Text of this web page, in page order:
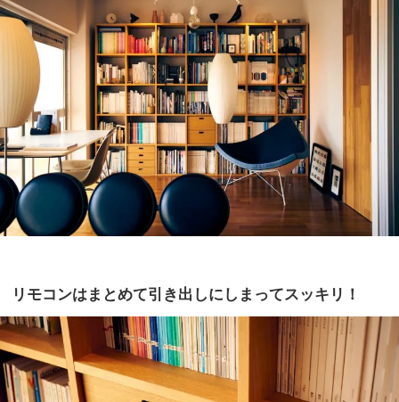
リモコンはまとめて引き出しにしまってスッキリ！